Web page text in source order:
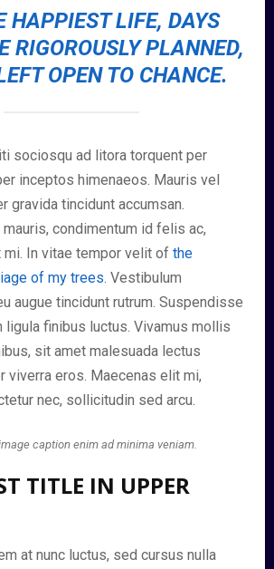
HAPPIEST LIFE, DAYS
RIGOROUSLY PLANNED,
OPEN TO CHANCE.
sociosqu ad litora torquent per
inceptos himenaeos. Mauris vel
gravida tincidunt accumsan.
condimentum id felis ac,
In vitae tempor velit of the
of my trees. Vestibulum
augue tincidunt rutrum. Suspendisse
ligula finibus luctus. Vivamus mollis
sit amet malesuada lectus
viverra eros. Maecenas elit mi,
nec, sollicitudin sed arcu.
caption enim ad minima veniam.
TITLE IN UPPER
at nunc luctus, sed cursus nulla